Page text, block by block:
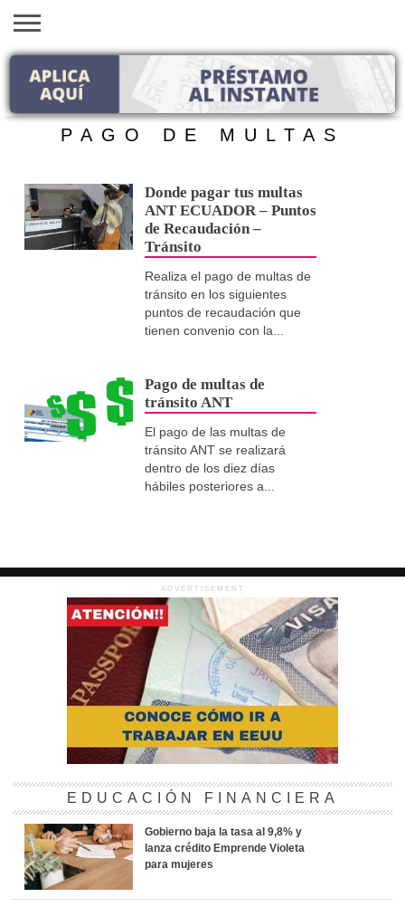
INICIO
AYUDAS
ECONÓMICAS
VACANTES
EN EEUU
SACA
TU
VISA
EMPLEOS
TRÁMITES
PRÉSTAMOS
CURSOS
HOGAR
BELLEZA
PAGO DE MULTAS
Donde pagar tus multas
ANT ECUADOR – Puntos
de Recaudación –
Tránsito
Realiza el pago de multas de
tránsito en los siguientes
puntos de recaudación que
tienen convenio con la...
Pago de multas de
tránsito ANT
El pago de las multas de
tránsito ANT se realizará
dentro de los diez días
hábiles posteriores a...
ADVERTISEMENT
EDUCACIÓN FINANCIERA
Gobierno baja la tasa al 9,8% y
lanza crédito Emprende Violeta
para mujeres